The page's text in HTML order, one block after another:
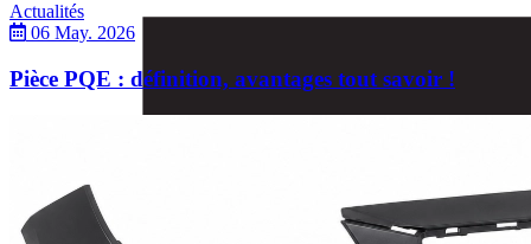
Actualités
06 May. 2026
Pièce PQE : définition, avantages tout savoir !